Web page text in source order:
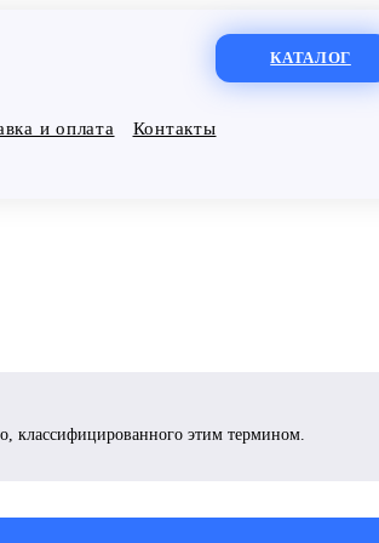
КАТАЛОГ
и оплата Контакты
классифицированного этим термином.